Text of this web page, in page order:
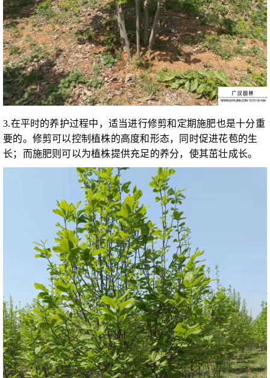
3.在平时的养护过程中，适当进行修剪和定期施肥也是十分重
要的。修剪可以控制植株的高度和形态，同时促进花苞的生
长；而施肥则可以为植株提供充足的养分，使其茁壮成长。